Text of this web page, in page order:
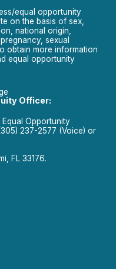
equal opportunity
on the basis of sex,
national origin,
sexual
obtain more information
equal opportunity
Officer:
Opportunity
237-2577 (Voice) or
FL 33176.